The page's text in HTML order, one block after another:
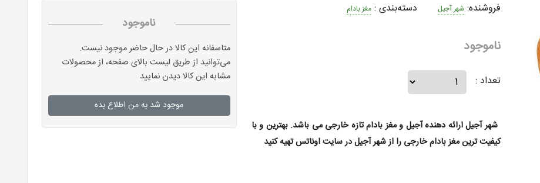
فروشنده: شهر آجیل دسته‌بندی : مغز بادام
ناموجود
تعداد :
شهر آجیل ارائه دهنده آجیل و مغز بادام تازه خارجی می باشد. بهترین و با
کیفیت ترین مغز بادام خارجی را از شهر آجیل در سایت اوناتس تهیه کنید
ناموجود
متاسفانه این کالا در حال حاضر موجود نیست.
می‌توانید از طریق لیست بالای صفحه، از محصولات
مشابه این کالا دیدن نمایید
موجود شد به من اطلاع بده